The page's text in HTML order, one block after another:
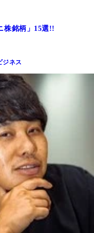
株銘柄」15選!!
ジネス